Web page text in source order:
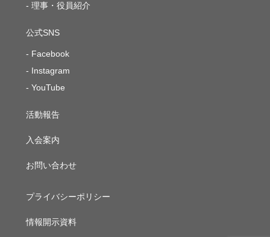
理事・役員紹介
公式SNS
Facebook
Instagram
YouTube
活動報告
入会案内
お問い合わせ
プライバシーポリシー
情報開示資料